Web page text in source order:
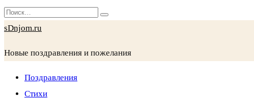
Перейти
к
Search
for:
sDnjom.ru
Новые поздравления и пожелания
Поздравления
Стихи